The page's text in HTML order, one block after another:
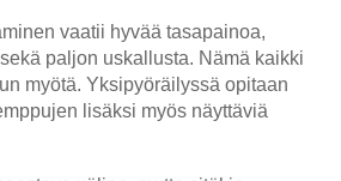
vaatii hyvää tasapainoa,
paljon uskallusta. Nämä kaikki
myötä. Yksipyöräilyssä opitaan
lisäksi myös näyttäviä